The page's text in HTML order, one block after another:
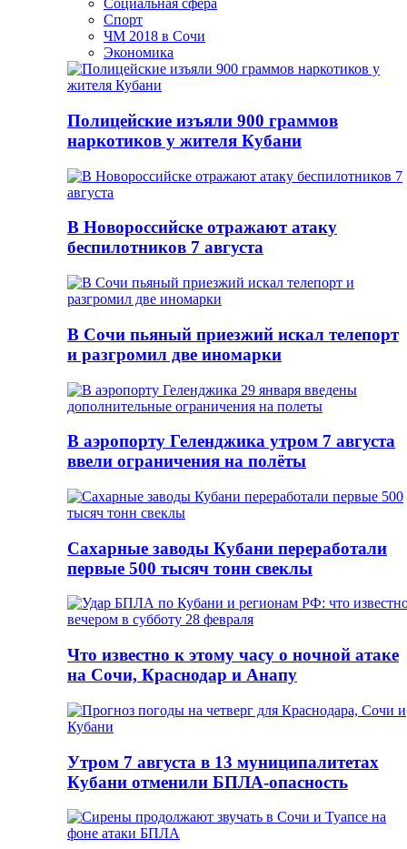
Социальная сфера
Спорт
ЧМ 2018 в Сочи
Экономика
Полицейские изъяли 900 граммов
наркотиков у жителя Кубани
В Новороссийске отражают атаку
беспилотников 7 августа
В Сочи пьяный приезжий искал телепорт
и разгромил две иномарки
В аэропорту Геленджика утром 7 августа
ввели ограничения на полёты
Сахарные заводы Кубани переработали
первые 500 тысяч тонн свеклы
Что известно к этому часу о ночной атаке
на Сочи, Краснодар и Анапу
Утром 7 августа в 13 муниципалитетах
Кубани отменили БПЛА-опасность